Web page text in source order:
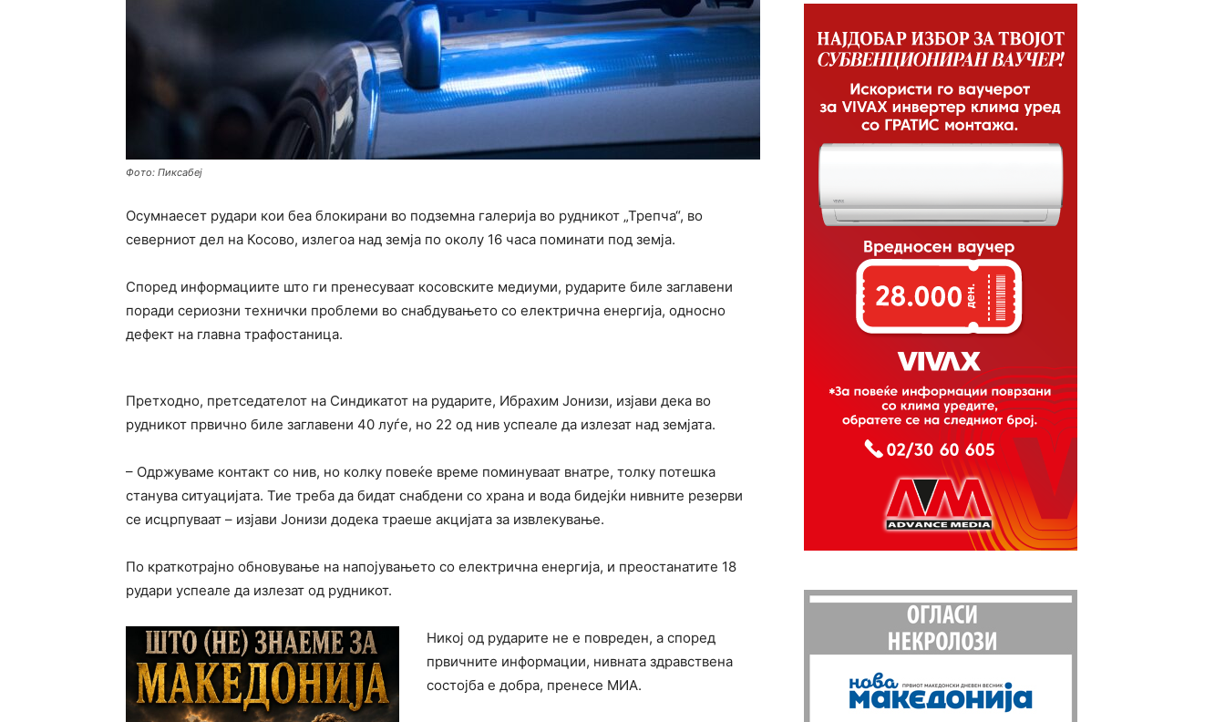
Фото: Пиксабеј
Осумнаесет рудари кои беа блокирани во подземна галерија во рудникот „Трепча“, во
северниот дел на Косово, излегоа над земја по околу 16 часа поминати под земја.
Според информациите што ги пренесуваат косовските медиуми, рударите биле заглавени
поради сериозни технички проблеми во снабдувањето со електрична енергија, односно
дефект на главна трафостаница.
Претходно, претседателот на Синдикатот на рударите, Ибрахим Јонизи, изјави дека во
рудникот првично биле заглавени 40 луѓе, но 22 од нив успеале да излезат над земјата.
– Одржуваме контакт со нив, но колку повеќе време поминуваат внатре, толку потешка
станува ситуацијата. Тие треба да бидат снабдени со храна и вода бидејќи нивните резерви
се исцрпуваат – изјави Јонизи додека траеше акцијата за извлекување.
По краткотрајно обновување на напојувањето со електрична енергија, и преостанатите 18
рудари успеале да излезат од рудникот.
Никој од рударите не е повреден, а според
првичните информации, нивната здравствена
состојба е добра, пренесе МИА.